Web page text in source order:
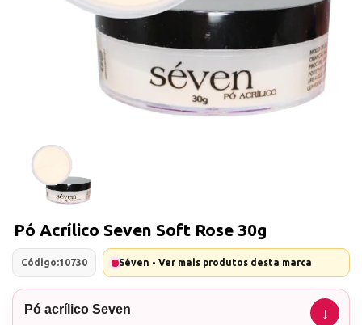
Pó Acrílico Seven Soft Rose 30g
Código:10730 Séven - Ver mais produtos desta marca
Pó acrílico Seven